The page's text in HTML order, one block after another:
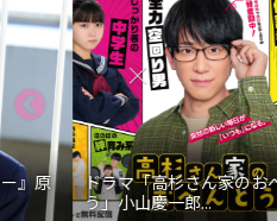
ドラマ「高杉さん家のおべんと
う」小山慶一郎...